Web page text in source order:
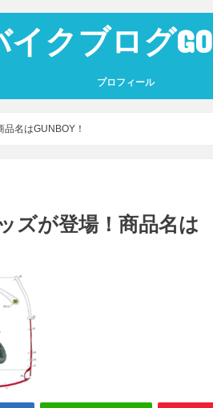
イクブログ
プロフィール
名はGUNBOY！
ズが登場！商品名は